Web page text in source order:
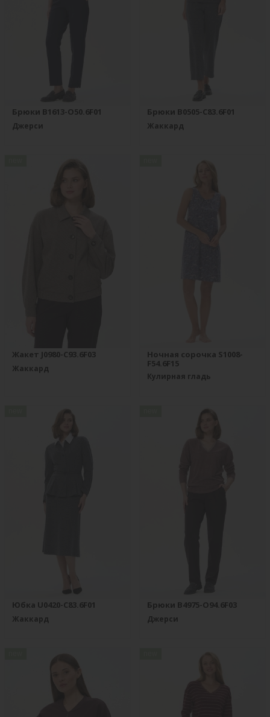
Брюки B1613-O50.6F01
Джерси
Брюки B0505-C83.6F01
Жаккард
Жакет J0980-C93.6F03
Жаккард
Ночная сорочка S1008-
F54.6F15
Кулирная гладь
Юбка U0420-C83.6F01
Жаккард
Брюки B4975-O94.6F03
Джерси